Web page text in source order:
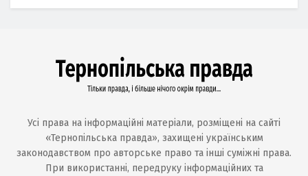
Усі права на інформаційні матеріали, розміщені на сайті
«Тернопільська правда», захищені українським
законодавством про авторське право та інші суміжні права.
При використанні, передруку інформаційних та